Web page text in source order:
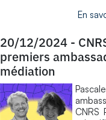
En
20/12/2024 -
premiers
médiation
CNRS